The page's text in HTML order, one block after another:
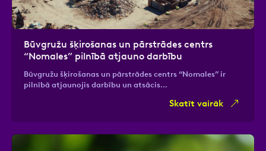
Būvgružu šķirošanas un pārstrādes centrs
“Nomales” pilnībā atjauno darbību
Būvgružu šķirošanas un pārstrādes centrs “Nomales” ir
pilnībā atjaunojis darbību un atsācis…
Skatīt vairāk